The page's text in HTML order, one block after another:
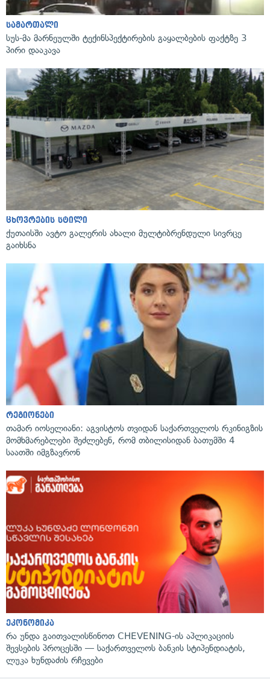
სამართალი
სუს-მა მარნეულში ტექინსპექტირების გაყალბების ფაქტზე 3
პირი დააკავა
ცხოვრების სტილი
ქუთაისში ავტო გალერის ახალი მულტიბრენდული სივრცე
გაიხსნა
რეგიონები
თამარ იოსელიანი: აგვისტოს თვიდან საქართველოს რკინიგზის
მომხმარებლები შეძლებენ, რომ თბილისიდან ბათუმში 4
საათში იმგზავრონ
ეკონომიკა
რა უნდა გაითვალისწინოთ CHEVENING-ის აპლიკაციის
შევსების პროცესში — საქართველოს ბანკის სტიპენდიატის,
ლუკა ხუნდაძის რჩევები